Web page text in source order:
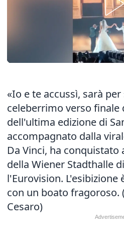
«Io e te accussì, sarà
celeberrimo verso
dell'ultima edizione di
accompagnato dalla
Da Vinci, ha conquistato
della Wiener Stadthalle
l'Eurovision. L'esibizione
con un boato fragoroso.
Cesaro)